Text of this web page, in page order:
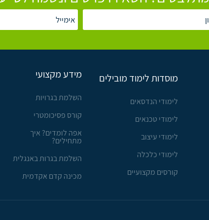
מוסדות לימוד מובילים
לימודי הנדסאים
לימודי טכנאים
לימודי עיצוב
לימודי כלכלה
קורסים מקצועיים
מידע מקצועי
השלמת בגרויות
קורס פסיכומטרי
אפה לומדים? איך
מתחילים?
השלמת בגרות באנגלית
מכינה קדם אקדמית